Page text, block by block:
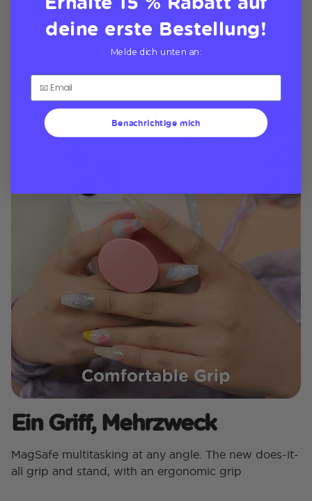
scroll, and more at any angle
Ein Griff, Mehrzweck
MagSafe multitasking at any angle. The new does-it-
all grip and stand, with an ergonomic grip
deine erste Bestellung!
Melde dich unten an:
Benachrichtige mich